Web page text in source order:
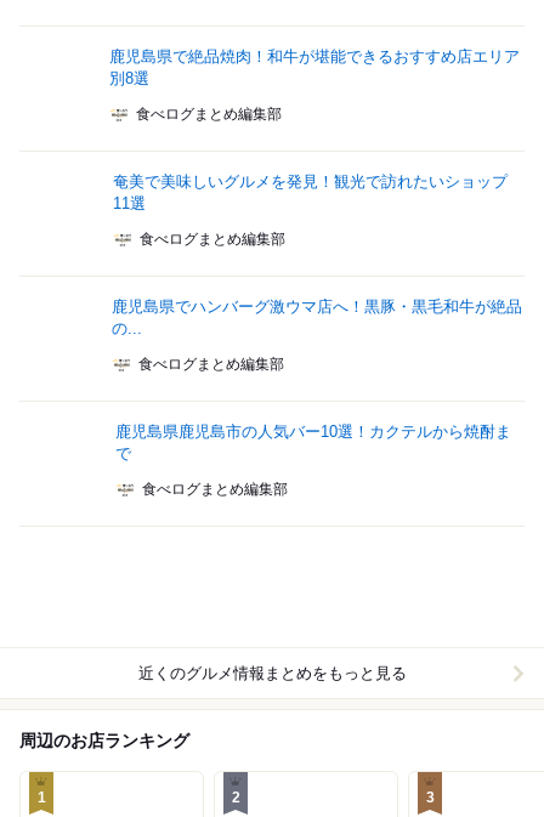
鹿児島県で絶品焼肉！和牛が堪能できるおすすめ店エリア
別8選
食べログまとめ編集部
奄美で美味しいグルメを発見！観光で訪れたいショップ
11選
食べログまとめ編集部
鹿児島県でハンバーグ激ウマ店へ！黒豚・黒毛和牛が絶品
の...
食べログまとめ編集部
鹿児島県鹿児島市の人気バー10選！カクテルから焼酎ま
で
食べログまとめ編集部
近くのグルメ情報まとめをもっと見る
周辺のお店ランキング
1 2 3